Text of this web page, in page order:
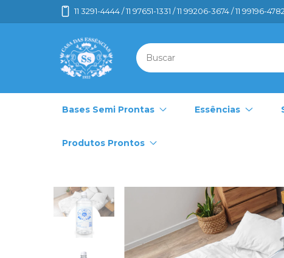
11 3291-4444 / 11 97651-1331 / 11 99206-3674 / 11 99196-
Bases Semi Prontas Essências
Produtos Prontos